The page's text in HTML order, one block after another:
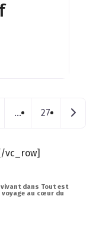
… 27
vc_row]
dans Tout est
voyage au cœur du